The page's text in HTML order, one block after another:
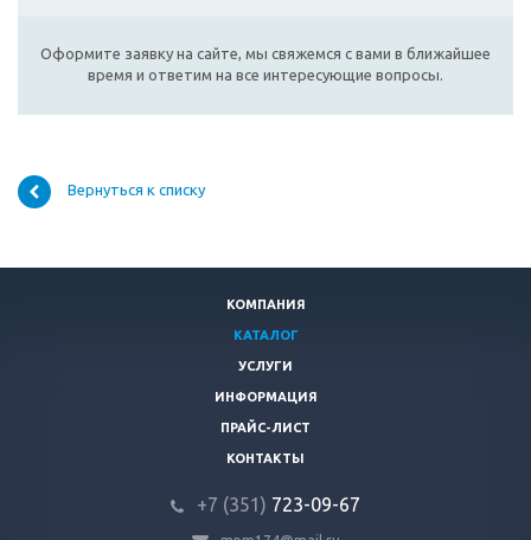
Оформите заявку на сайте, мы свяжемся с вами в ближайшее
время и ответим на все интересующие вопросы.
Вернуться к списку
КОМПАНИЯ
КАТАЛОГ
УСЛУГИ
ИНФОРМАЦИЯ
ПРАЙС-ЛИСТ
КОНТАКТЫ
+7 (351) 723-09-67